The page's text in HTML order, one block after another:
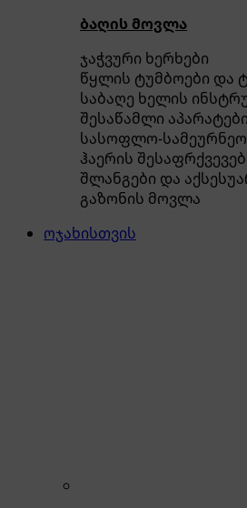
ბაღის მოვლა
ჯაჭვური ხერხები
წყლის ტუმბოები და
საბაღე ხელის
შესაწამლი აპარატები
სასოფლო-სამეურნეო
ჰაერის
შლანგები და
გაზონის მოვლა
ოჯახისთვის